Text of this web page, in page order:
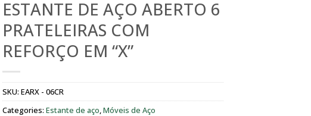
ESTANTE DE AÇO ABERTO 6
PRATELEIRAS COM
REFORÇO EM “X”
SKU:EARX - 06CR
Categories:Estante de aço,Móveis de Aço